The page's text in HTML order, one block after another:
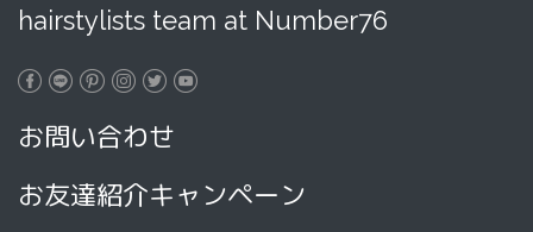
hairstylists team at Number76
お問い合わせ
お友達紹介キャンペーン